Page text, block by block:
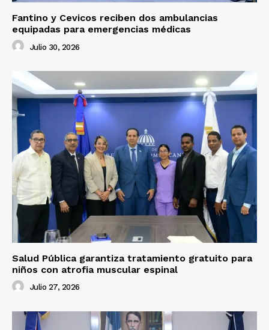
Fantino y Cevicos reciben dos ambulancias
equipadas para emergencias médicas
Julio 30, 2026
Salud Pública garantiza tratamiento gratuito para
niños con atrofia muscular espinal
Julio 27, 2026